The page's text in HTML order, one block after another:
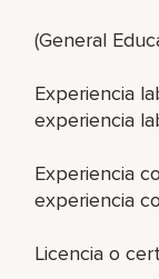
(General
Experiencia
experiencia
Experiencia
experiencia
Licencia o